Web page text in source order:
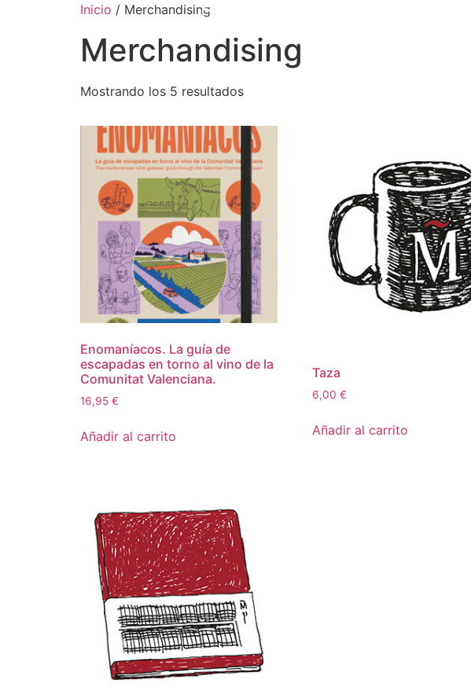
Inicio / Merchandising
Merchandising
Mostrando los 5 resultados
Enomaníacos. La guía de
escapadas en torno al vino de la
Comunitat Valenciana.
16,95 €
Añadir al carrito
Taza
6,00 €
Añadir al carrito